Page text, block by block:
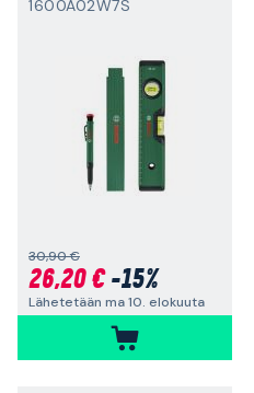
1600A02W7S
30,90 €
26,20 €-15%
Lähetetään ma 10. elokuuta